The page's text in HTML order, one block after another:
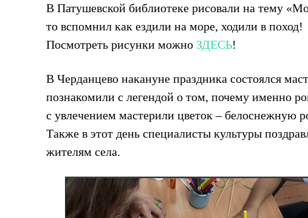
В Патушевской библиотеке рисовали на тему
то вспомнил как ездили на море, ходили в поход!
Посмотреть рисунки можно ЗДЕСЬ!
В Черданцево накануне праздника состоялся
познакомили с легендой о том, почему именно
с увлечением мастерили цветок – белоснежную
Также в этот день специалисты культуры
жителям села.